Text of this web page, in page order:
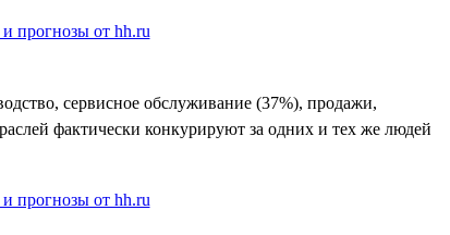
сервисное обслуживание (37%), продажи,
фактически конкурируют за одних и тех же людей